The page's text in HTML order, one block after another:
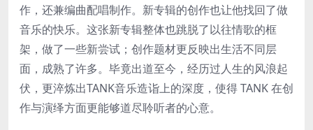
作，还兼编曲配唱制作。新专辑的创作也让他找回了做
音乐的快乐。这张新专辑整体也跳脱了以往情歌的框
架，做了一些新尝试；创作题材更反映出生活不同层
面，成熟了许多。毕竟出道至今，经历过人生的风浪起
伏，更淬炼出TANK音乐造诣上的深度，使得 TANK 在创
作与演绎方面更能够道尽聆听者的心意。